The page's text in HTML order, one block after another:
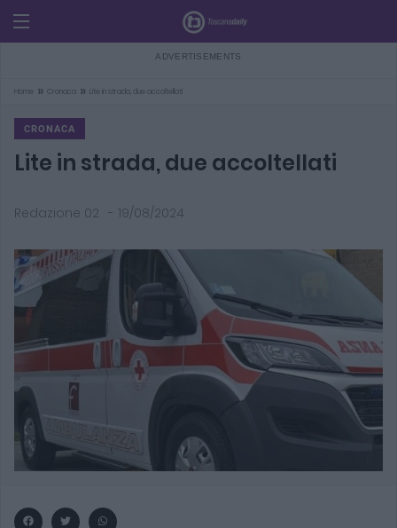
Home » Cronaca » Lite in strada, due accoltellati
CRONACA
Lite in strada, due accoltellati
Redazione 02 - 19/08/2024